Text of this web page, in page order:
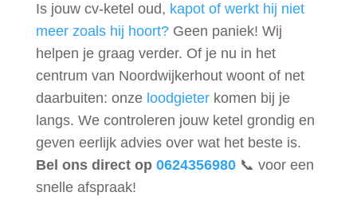
Is jouw cv-ketel oud, kapot of werkt hij niet
meer zoals hij hoort?Geen paniek! Wij
helpen je graag verder. Of je nu in het
centrum van Noordwijkerhout woont of net
daarbuiten: onze loodgieterkomen bij je
langs. We controleren jouw ketel grondig en
geven eerlijk advies over wat het beste is.
Bel ons direct op 0624356980📞 voor een
snelle afspraak!